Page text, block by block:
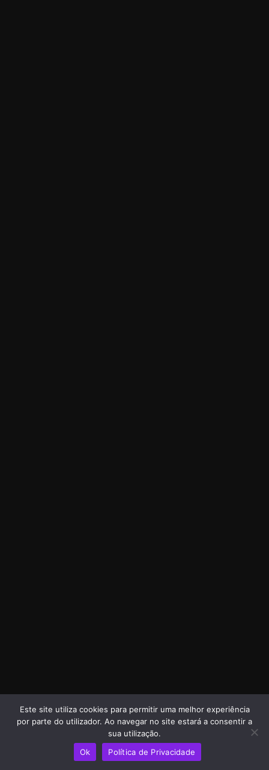
Este site utiliza cookies para permitir uma melhor experiência
por parte do utilizador. Ao navegar no site estará a consentir a
sua utilização.
Ok
Política de Privacidade